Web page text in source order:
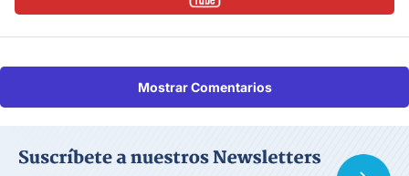
Mostrar Comentarios